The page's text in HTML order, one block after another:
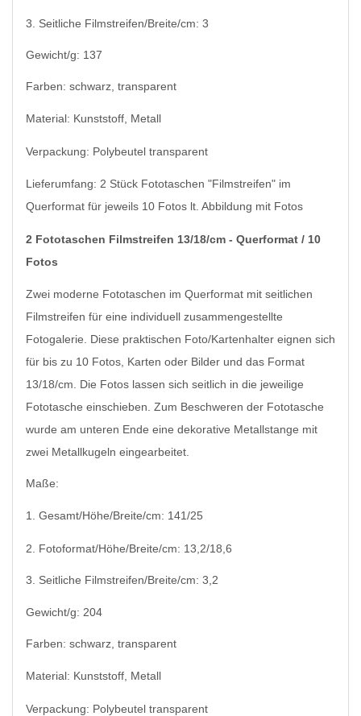
3. Seitliche Filmstreifen/Breite/cm: 3
Gewicht/g: 137
Farben: schwarz, transparent
Material: Kunststoff, Metall
Verpackung: Polybeutel transparent
Lieferumfang: 2 Stück Fototaschen "Filmstreifen" im
Querformat für jeweils 10 Fotos lt. Abbildung mit Fotos
2 Fototaschen Filmstreifen 13/18/cm - Querformat / 10
Fotos
Zwei moderne Fototaschen im Querformat mit seitlichen
Filmstreifen für eine individuell zusammengestellte
Fotogalerie. Diese praktischen Foto/Kartenhalter eignen sich
für bis zu 10 Fotos, Karten oder Bilder und das Format
13/18/cm. Die Fotos lassen sich seitlich in die jeweilige
Fototasche einschieben. Zum Beschweren der Fototasche
wurde am unteren Ende eine dekorative Metallstange mit
zwei Metallkugeln eingearbeitet.
Maße:
1. Gesamt/Höhe/Breite/cm: 141/25
2. Fotoformat/Höhe/Breite/cm: 13,2/18,6
3. Seitliche Filmstreifen/Breite/cm: 3,2
Gewicht/g: 204
Farben: schwarz, transparent
Material: Kunststoff, Metall
Verpackung: Polybeutel transparent